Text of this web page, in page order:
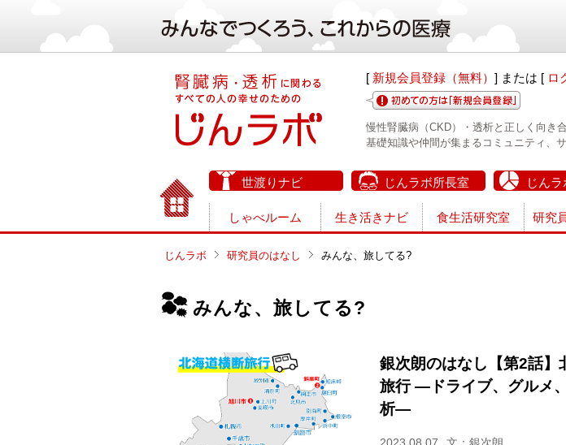
[ 新規会員登録（無料） ] または [ ロ
慢性腎臓病（CKD）・透析と正しく向き
基礎知識や仲間が集まるコミュニティ、
世渡りナビ じんラボ所長室 じん
しゃべルーム 生き活きナビ 食生活研究室 研究
じんラボ 研究員のはなし みんな、旅してる?
みんな、旅してる?
銀次朗のはなし【第2話】
旅行 ―ドライブ、グルメ
析―